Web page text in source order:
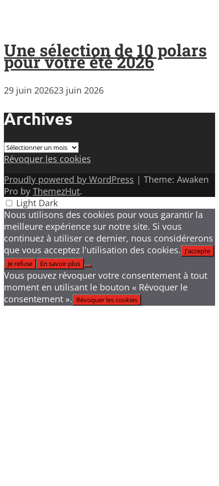
Une sélection de 10 polars
pour votre été 2026
29 juin 202623 juin 2026
Archives
Archives
Révoquer les cookies
Proudly powered by WordPress | Theme: Awaken
Pro by ThemezHut.
Light Dark
Nous utilisons des cookies pour vous garantir la
meilleure expérience sur notre site. Si vous
continuez à utiliser ce dernier, nous considérerons
que vous acceptez l'utilisation des cookies. J'accepte
Je refuse
En savoir plus
Vous pouvez révoquer votre consentement à tout
moment en utilisant le bouton « Révoquer le
consentement ». Révoquer les cookies